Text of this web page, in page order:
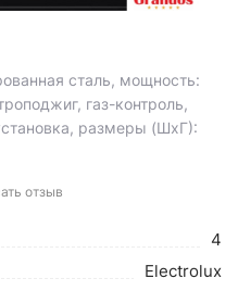
сталь, мощность:
газ-контроль,
размеры (ШхГ):
отзыв
4
Electrolux